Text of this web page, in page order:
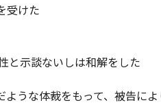
受けた
と示談ないしは和解をした
うな体裁をもって、被告によ